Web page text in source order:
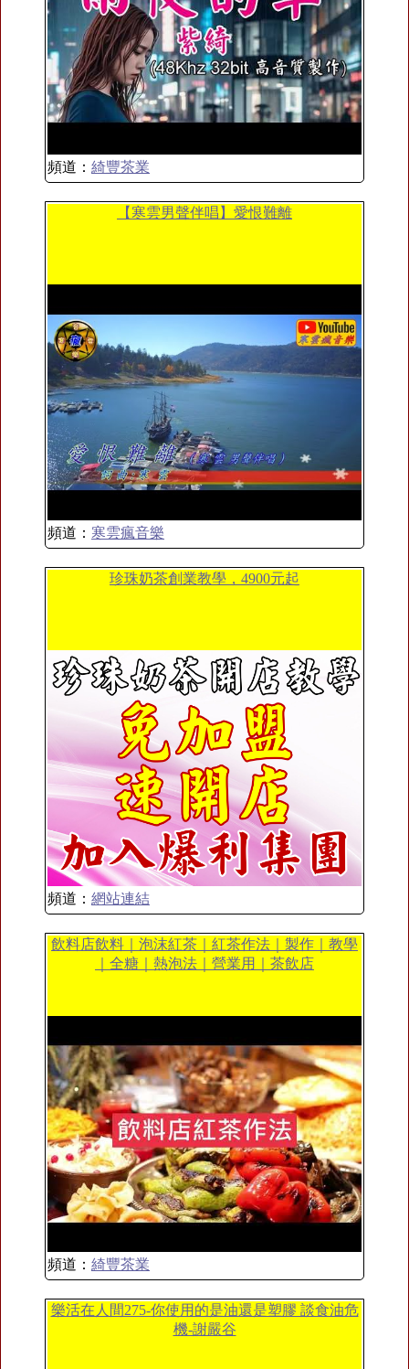
頻道： 綺豐茶業
【寒雲男聲伴唱】愛恨難離
頻道： 寒雲瘋音樂
珍珠奶茶創業教學，4900元起
頻道： 網站連結
飲料店飲料｜泡沫紅茶｜紅茶作法｜製作｜教學
｜全糖｜熱泡法｜營業用｜茶飲店
頻道： 綺豐茶業
樂活在人間275-你使用的是油還是塑膠 談食油危
機-謝嚴谷